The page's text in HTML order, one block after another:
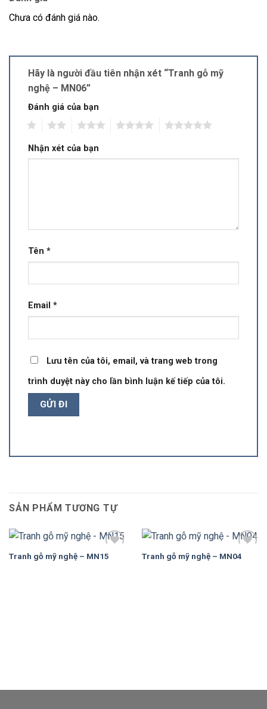
Chưa có đánh giá nào.
Hãy là người đầu tiên nhận xét “Tranh gỗ mỹ
nghệ – MN06”
Đánh giá của bạn
Nhận xét của bạn
Tên *
Email *
Lưu tên của tôi, email, và trang web trong
trình duyệt này cho lần bình luận kế tiếp của tôi.
SẢN PHẨM TƯƠNG TỰ
Add to
Tranh gỗ mỹ nghệ – MN15
Add to
Tranh gỗ mỹ nghệ – MN04